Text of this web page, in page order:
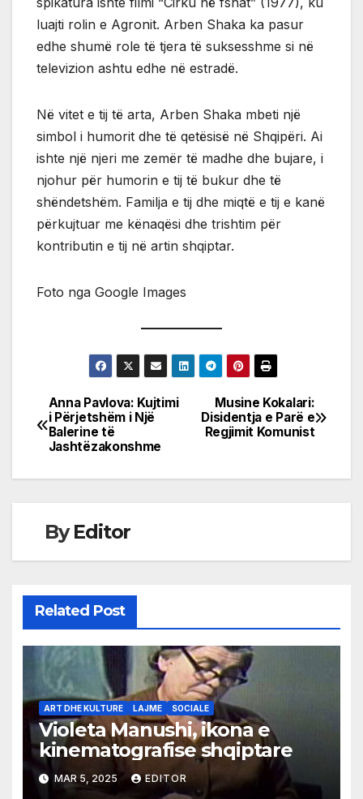
luajti rolin e Agronit. Arben Shaka ka pasur
edhe shumë role të tjera të suksesshme si në
televizion ashtu edhe në estradë.
Në vitet e tij të arta, Arben Shaka mbeti një
simbol i humorit dhe të qetësisë në Shqipëri. Ai
ishte një njeri me zemër të madhe dhe bujare, i
njohur për humorin e tij të bukur dhe të
shëndetshëm. Familja e tij dhe miqtë e tij e kanë
përkujtuar me kënaqësi dhe trishtim për
kontributin e tij në artin shqiptar.
Foto nga Google Images
Post
navigation
Musine Kokalari:
Disidentja e Parë e
Regjimit Komunist
Anna Pavlova: Kujtimi
i Përjetshëm i Një
Balerine të
Jashtëzakonshme
ByEditor
Related Post
ART DHE KULTURE LAJME SOCIALE
Violeta Manushi, ikona e
kinematografise shqiptare
MAR 5, 2025 EDITOR